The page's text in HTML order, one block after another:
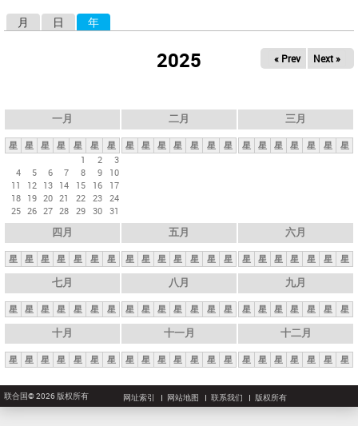
月 日 年
2025 « Prev Next »
一月
星 星 星 星 星 星
星
1
2
3
4
5 6 7 8 9
10
11
12 13 14 15 16
17
18 19 20 21 22 23 24
25 26 27 28 29 30 31
二月
星 星 星 星 星 星 星
三月
星 星 星 星 星 星 星
四月
星 星 星 星 星 星 星
五月
星 星 星 星 星 星 星
六月
星 星 星 星 星 星 星
七月
星 星 星 星 星 星 星
八月
星 星 星 星 星 星 星
九月
星 星 星 星 星 星 星
十月
星 星 星 星 星 星 星
十一月
星 星 星 星 星 星 星
十二月
星 星 星 星 星 星 星
联合国© 2026 版权所有 网址索引 网站地图 联系我们 版权所有